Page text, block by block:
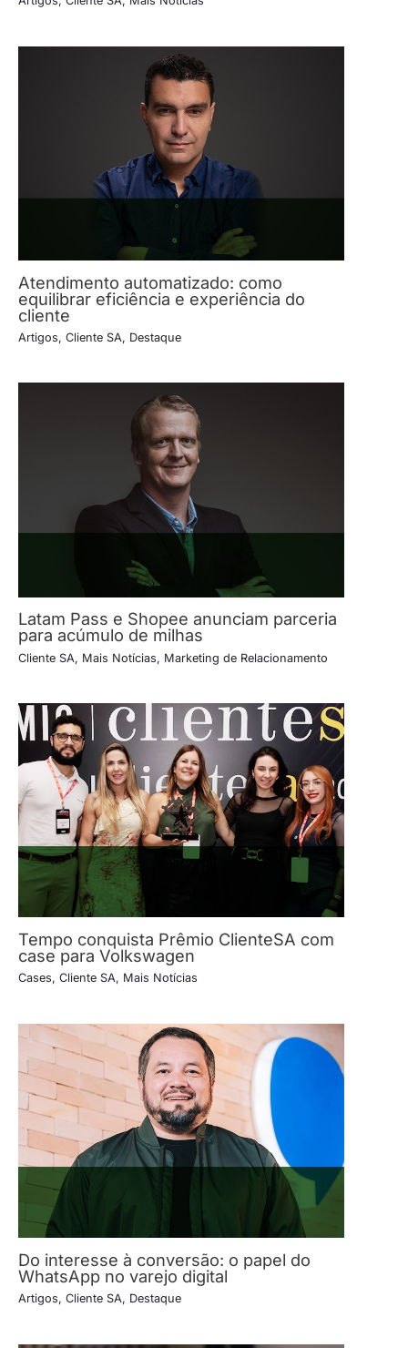
Atendimento automatizado: como
equilibrar eficiência e experiência do
cliente
Artigos, Cliente SA, Destaque
Latam Pass e Shopee anunciam parceria
para acúmulo de milhas
Cliente SA, Mais Notícias, Marketing de Relacionamento
Tempo conquista Prêmio ClienteSA com
case para Volkswagen
Cases, Cliente SA, Mais Notícias
Do interesse à conversão: o papel do
WhatsApp no varejo digital
Artigos, Cliente SA, Destaque